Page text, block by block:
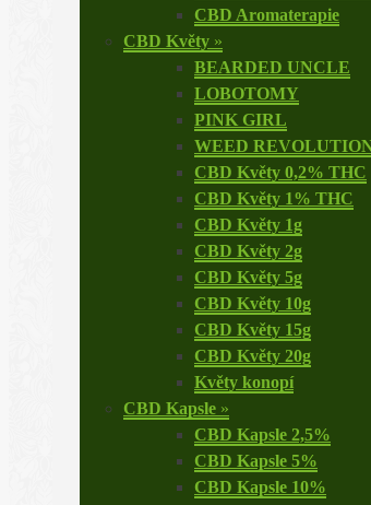
CBD Aromaterapie
CBD Květy »
BEARDED UNCLE
LOBOTOMY
PINK GIRL
WEED
CBD Květy 0,2% THC
CBD Květy 1% THC
CBD Květy 1g
CBD Květy 2g
CBD Květy 5g
CBD Květy 10g
CBD Květy 15g
CBD Květy 20g
Květy konopí
CBD Kapsle »
CBD Kapsle 2,5%
CBD Kapsle 5%
CBD Kapsle 10%